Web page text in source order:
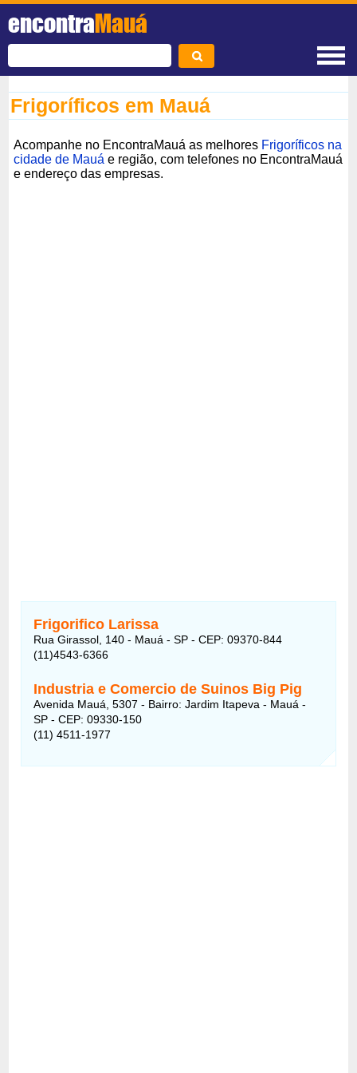
encontraMauá
Frigoríficos em Mauá
Acompanhe no EncontraMauá as melhores Frigoríficos na
cidade de Mauá e região, com telefones no EncontraMauá
e endereço das empresas.
Frigorifico Larissa
Rua Girassol, 140 - Mauá - SP - CEP: 09370-844
(11)4543-6366
Industria e Comercio de Suinos Big Pig
Avenida Mauá, 5307 - Bairro: Jardim Itapeva - Mauá -
SP - CEP: 09330-150
(11) 4511-1977